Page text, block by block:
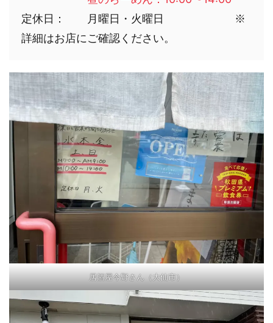
定休日：　　月曜日・火曜日    　　　　※
詳細はお店にご確認ください。
居酒屋今野さん（大仙市）